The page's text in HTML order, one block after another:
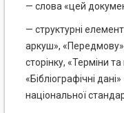
— слова «цей
— структурні
аркуш»,
сторінку, «Терміни
«Бібліографічні
національної